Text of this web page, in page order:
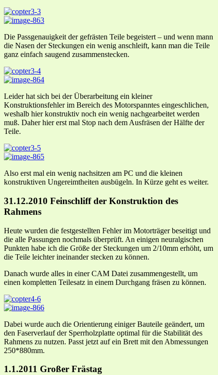
Die Passgenauigkeit der gefrästen Teile begeistert – und wenn mann
die Nasen der Steckungen ein wenig anschleift, kann man die Teile
ganz einfach saugend zusammenstecken.
Leider hat sich bei der Überarbeitung ein kleiner
Konstruktionsfehler im Bereich des Motorspanntes eingeschlichen,
weshalb hier konstruktiv noch ein wenig nachgearbeitet werden
muß. Daher hier erst mal Stop nach dem Ausfräsen der Hälfte der
Teile.
Also erst mal ein wenig nachsitzen am PC und die kleinen
konstruktiven Ungereimtheiten ausbügeln. In Kürze geht es weiter.
31.12.2010 Feinschliff der Konstruktion des
Rahmens
Heute wurden die festgestellten Fehler im Motorträger beseitigt und
die alle Passungen nochmals überprüft. An einigen neuralgischen
Punkten habe ich die Größe der Steckungen um 2/10mm erhöht, um
die Teile leichter ineinander stecken zu können.
Danach wurde alles in einer CAM Datei zusammengestellt, um
einen kompletten Teilesatz in einem Durchgang fräsen zu können.
Dabei wurde auch die Orientierung einiger Bauteile geändert, um
den Faserverlauf der Sperrholzplatte optimal für die Stabilität des
Rahmens zu nutzen. Passt jetzt auf ein Brett mit den Abmessungen
250*880mm.
1.1.2011 Großer Frästag